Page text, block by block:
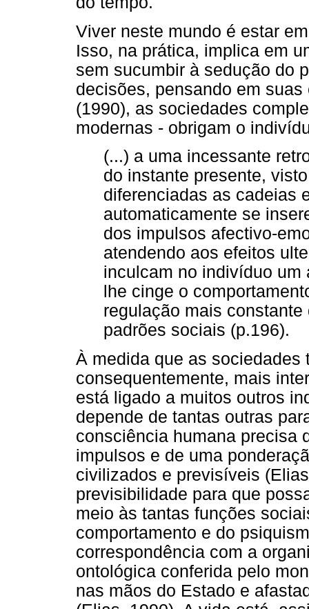
Viver neste mundo é estar
Isso, na prática, implica em
sem sucumbir à sedução do
decisões, pensando em
(1990), as sociedades
modernas - obrigam o
(...) a uma incessante
do instante presente,
diferenciadas as cadeias
automaticamente se
dos impulsos afectivo-
atendendo aos efeitos
inculcam no indivíduo um
lhe cinge o
regulação mais
padrões sociais (p.196).
À medida que as
consequentemente, mais
está ligado a muitos outros
depende de tantas outras
consciência humana precisa
impulsos e de uma
civilizados e previsíveis
previsibilidade para que
meio às tantas funções
comportamento e do
correspondência com a
ontológica conferida pelo
nas mãos do Estado e